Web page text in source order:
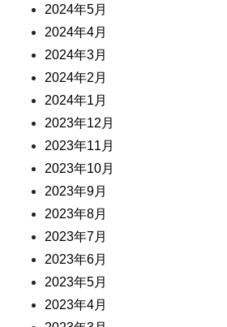
2024年5月
2024年4月
2024年3月
2024年2月
2024年1月
2023年12月
2023年11月
2023年10月
2023年9月
2023年8月
2023年7月
2023年6月
2023年5月
2023年4月